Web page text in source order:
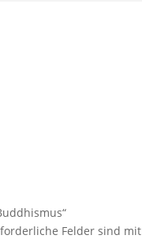
Felder sind mit